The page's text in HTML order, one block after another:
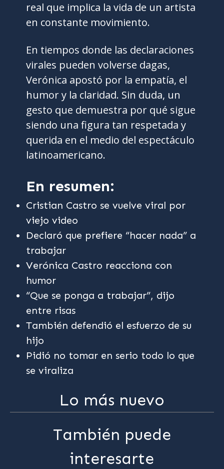
real que implica la vida de un artista
en constante movimiento.
En tiempos donde las declaraciones
virales pueden volverse dagas,
Verónica apostó por la empatía, el
humor y la claridad. Sin duda, un
gesto que demuestra por qué sigue
siendo una figura tan respetada y
querida en el medio del espectáculo
latinoamericano.
En resumen:
Cristian Castro se vuelve viral por
viejo video
Declaró que prefiere “hacer nada” a
trabajar
Verónica Castro reacciona con
humor
“Que se ponga a trabajar”, dijo
entre risas
También defendió el esfuerzo de su
hijo
Pidió no tomar en serio todo lo que
se viraliza
Lo más nuevo
También puede
interesarte